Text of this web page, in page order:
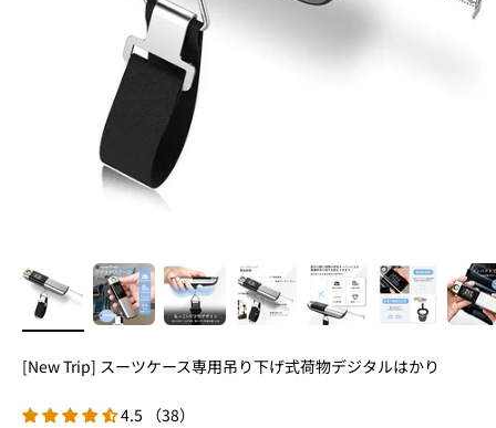
[New Trip] スーツケース専用吊り下げ式荷物デジタルはかり
4.5 （38）